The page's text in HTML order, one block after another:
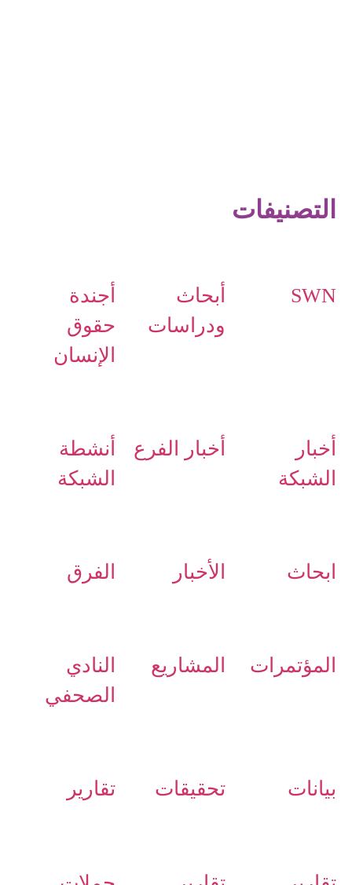
التصنيفات
SWN
أبحاث
ودراسات
أجندة
حقوق
الإنسان
أخبار
الشبكة
أخبار الفرع
أنشطة
الشبكة
ابحاث الأخبار الفرق
المؤتمرات المشاريع
النادي
الصحفي
بيانات تحقيقات تقارير